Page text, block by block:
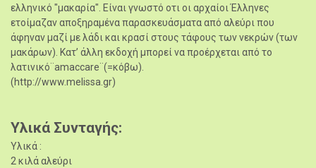
ελληνικό "μακαρία". Είναι γνωστό οτι οι αρχαίοι Έλληνες
ετοίμαζαν αποξηραμένα παρασκευάσματα από αλεύρι που
άφηναν μαζί με λάδι και κρασί στους τάφους των νεκρών (των
μακάρων). Κατ’ άλλη εκδοχή μπορεί να προέρχεται από το
λατινικό¨amaccare¨(=κόβω).
(http://www.melissa.gr)
Υλικά Συνταγής
Υλικά :
2 κιλά αλεύρι